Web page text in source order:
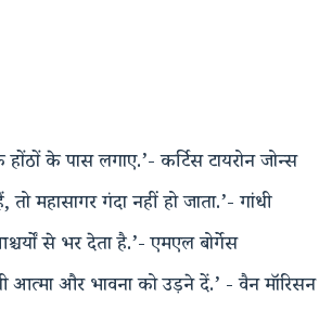
के पास लगाए.’- कर्टिस टायरोन जोन्स
महासागर गंदा नहीं हो जाता.’- गांधी
से भर देता है.’- एमएल बोर्गेस
और भावना को उड़ने दें.’ - वैन मॉरिसन